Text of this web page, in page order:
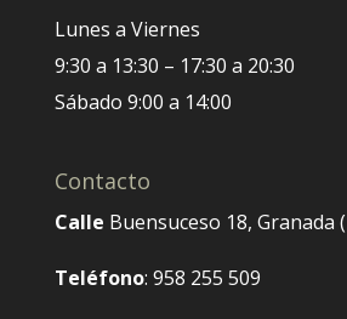
Lunes a Viernes
9:30 a 13:30 – 17:30 a 20:30
Sábado 9:00 a 14:00
Contacto
Calle Buensuceso 18, Granada
Teléfono: 958 255 509